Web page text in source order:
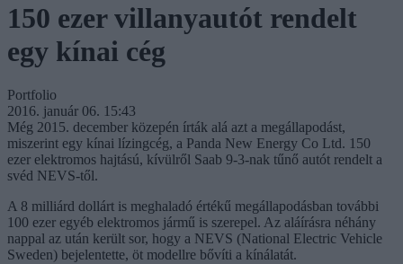
150 ezer villanyautót rendelt
egy kínai cég
Portfolio
2016. január 06. 15:43
Még 2015. december közepén írták alá azt a megállapodást,
miszerint egy kínai lízingcég, a Panda New Energy Co Ltd. 150
ezer elektromos hajtású, kívülről Saab 9-3-nak tűnő autót rendelt a
svéd NEVS-től.
A 8 milliárd dollárt is meghaladó értékű megállapodásban további
100 ezer egyéb elektromos jármű is szerepel. Az aláírásra néhány
nappal az után került sor, hogy a NEVS (National Electric Vehicle
Sweden) bejelentette, öt modellre bővíti a kínálatát.